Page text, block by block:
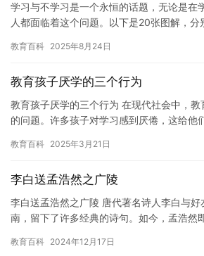
学习与不学习是一个永恒的话题，无论是在
人都面临着这个问题。以下是20张图解，
教育百科 2025年8月24日
教育孩子厌学的三个行为
教育孩子厌学的三个行为 在现代社会中，
的问题。许多孩子对学习感到厌倦，这给他
重新…
教育百科 2025年3月21日
李白送孟浩然之广陵
李白送孟浩然之广陵 唐代著名诗人李白与
南，留下了许多经典的诗句。如今，孟浩然
浩…
教育百科 2024年12月17日